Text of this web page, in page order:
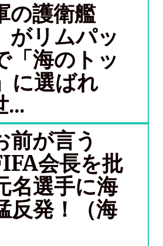
の護衛艦
がリムパッ
「海のトッ
に選ばれ
...
前が言う
会長を批
名選手に海
反発！（海